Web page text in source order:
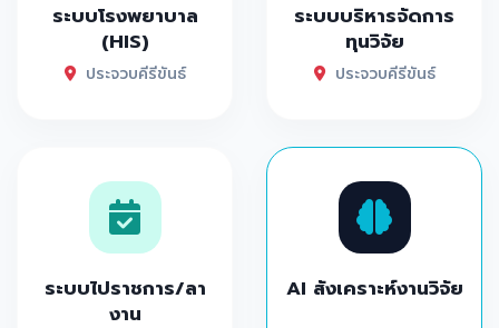
ระบบโรงพยาบาล
(HIS)
ประจวบคีรีขันธ์
ระบบบริหารจัดการ
ทุนวิจัย
ประจวบคีรีขันธ์
ระบบไปราชการ/ลา
งาน
AI สังเคราะห์งานวิจัย